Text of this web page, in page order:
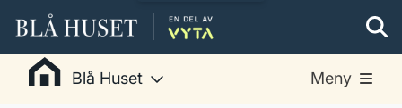
Blå Huset Meny